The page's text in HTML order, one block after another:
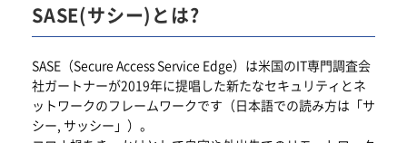
SASE(サシー)とは?
SASE（Secure Access Service Edge）は米国のIT専門調査会
社ガートナーが2019年に提唱した新たなセキュリティとネ
ットワークのフレームワークです（日本語での読み方は「サ
シー, サッシー」）。